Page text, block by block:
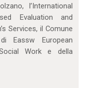
l’International
Evaluation and
Services, il Comune
Eassw European
Work e della